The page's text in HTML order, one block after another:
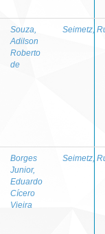
Souza,
Adilson
Roberto
de
Seimetz,
Borges
Junior,
Eduardo
Cícero
Vieira
Seimetz,